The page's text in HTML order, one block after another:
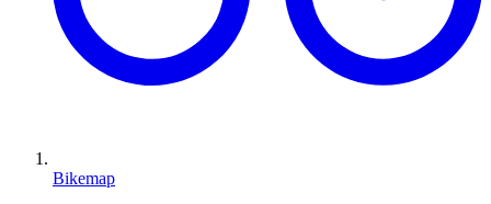
Bikemap